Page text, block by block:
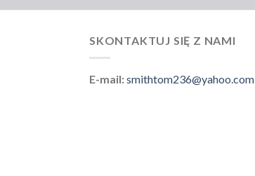
SKONTAKTUJ SIĘ Z NAMI
E-mail:smithtom236@yahoo.com